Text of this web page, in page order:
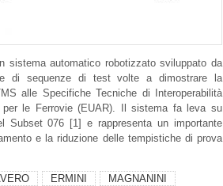
automatico robotizzato sviluppato da
di sequenze di test volte a dimostrare la
alle Specifiche Tecniche di Interoperabilità
per le Ferrovie (EUAR). Il sistema fa leva su
Subset 076 [1] e rappresenta un importante
e la riduzione delle tempistiche di prova
ERMINI MAGNANINI